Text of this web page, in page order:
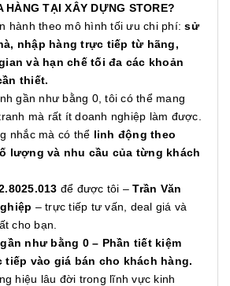
HÀNG TẠI XÂY DỰNG STORE?
hành theo mô hình tối ưu chi phí:sử
nhập hàng trực tiếp từ hãng,
và hạn chế tối đa các khoản
thiết.
gần như bằng 0, tôi có thể mang
mà rất ít doanh nghiệp làm được.
nhắc mà có thể linh động theo
lượng và nhu cầu của từng khách
để được tôi –Trần Văn
– trực tiếp tư vấn, deal giá và
cho bạn.
như bằng 0 – Phần tiết kiệm
vào giá bán cho khách hàng.
hiệu lâu đời trong lĩnh vực kinh